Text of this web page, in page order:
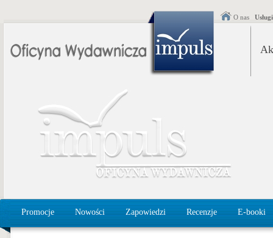
O nas
Promocje Nowości Zapowiedzi Recenzje E-booki